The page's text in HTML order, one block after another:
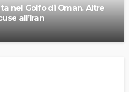
nel Golfo di Oman. Altre
all’Iran